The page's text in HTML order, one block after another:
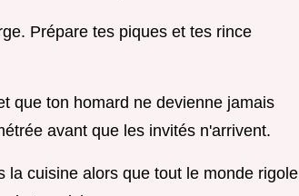
Prépare tes piques et tes rince
que ton homard ne devienne jamais
avant que les invités n'arrivent.
la cuisine alors que tout le monde rigole